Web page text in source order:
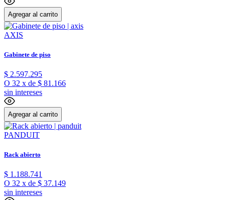
Agregar al carrito
AXIS
Gabinete de piso
$ 2.597.295
O 32 x de $ 81.166
sin intereses
Agregar al carrito
PANDUIT
Rack abierto
$ 1 .188.741
O 32 x de $ 37.149
sin intereses